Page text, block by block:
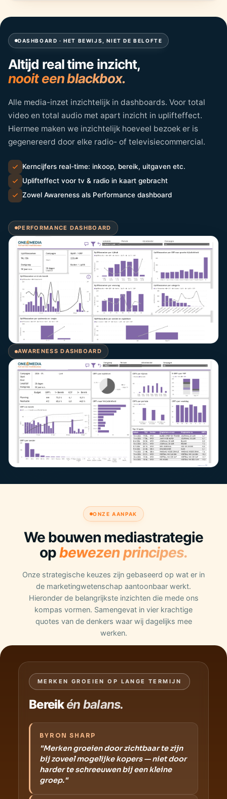
DASHBOARD · HET BEWIJS, NIET DE BELOFTE
Altijd real time inzicht,
nooit een blackbox.
Alle media-inzet inzichtelijk in dashboards. Voor total
video en total audio met apart inzicht in uplifteffect.
Hiermee maken we inzichtelijk hoeveel bezoek er is
gegenereerd door elke radio- of televisiecommercial.
Kerncijfers real-time: inkoop, bereik, uitgaven etc.
Uplifteffect voor tv & radio in kaart gebracht
Zowel Awareness als Performance dashboard
PERFORMANCE DASHBOARD
AWARENESS DASHBOARD
ONZE AANPAK
We bouwen mediastrategie
opbewezen principes.
Onze strategische keuzes zijn gebaseerd op wat er in
de marketingwetenschap aantoonbaar werkt.
Hieronder de belangrijkste inzichten die mede ons
kompas vormen. Samengevat in vier krachtige
quotes van de denkers waar wij dagelijks mee
werken.
MERKEN GROEIEN OP LANGE TERMIJN
Bereikén balans.
BYRON SHARP
"Merken groeien door zichtbaar te zijn
bij zoveel mogelijke kopers — niet door
harder te schreeuwen bij een kleine
groep."